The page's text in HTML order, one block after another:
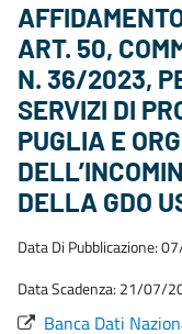
ART. 50,
N. 36/2023,
SERVIZI DI
PUGLIA E
DELLA GDO
Data Di Pubblicazione:
Data Scadenza: 21/07/
Banca Dati